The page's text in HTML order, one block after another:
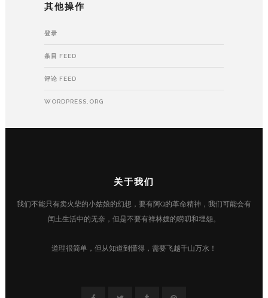
其他操作
登录
条目 FEED
评论 FEED
WORDPRESS.ORG
关于我们
我们不能只有卖火柴的小姑娘的幻想，要有阿Q的革命精神，我们可能会有
闰土生活中的无奈，但是不要有祥林嫂的唠叨和埋怨。
道理很简单，但从知道到懂得，需要飞越千山万水！